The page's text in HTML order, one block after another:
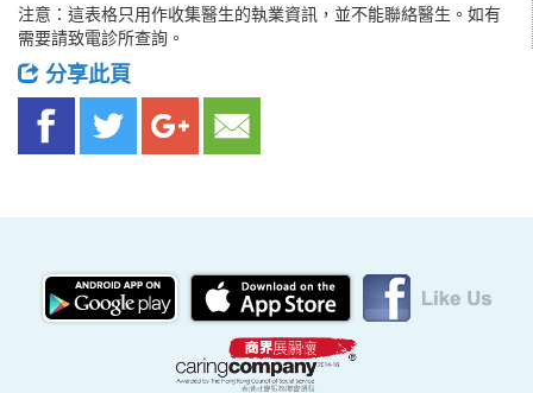
注意：這表格只用作收集醫生的執業資訊，並不能聯絡醫生。如有
需要請致電診所查詢。
分享此頁